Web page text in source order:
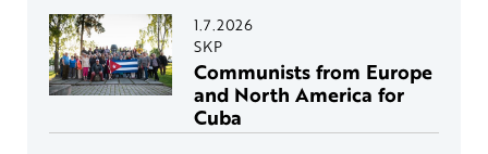
1.7.2026
SKP
Communists from Europe
and North America for
Cuba